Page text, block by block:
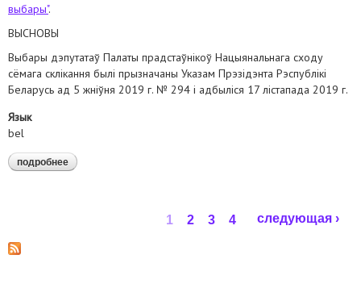
выбары".
ВЫСНОВЫ
Выбары дэпутатаў Палаты прадстаўнікоў Нацыянальнага сходу
сёмага склікання былі прызначаны Указам Прэзідэнта Рэспублікі
Беларусь ад 5 жніўня 2019 г. № 294 і адбыліся 17 лістапада 2019 г.
Язык
bel
подробнее о аналітычная справаздача па выніках назірання за
выбарамі ў палату прадстаўнікоў нацыянальнага сходу
1 2 3 4 следующая ›